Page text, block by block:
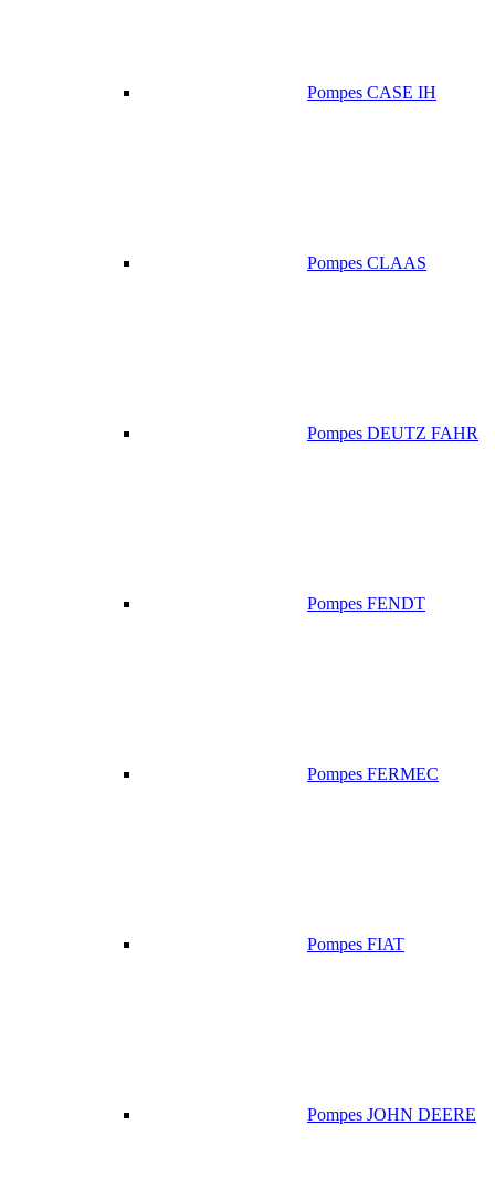
Pompes CASE IH
Pompes CLAAS
Pompes DEUTZ FAHR
Pompes FENDT
Pompes FERMEC
Pompes FIAT
Pompes JOHN DEERE